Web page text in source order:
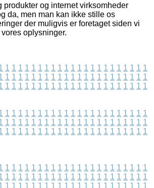
produkter og internet virksomheder
da, men man kan ikke stille os
der muligvis er foretaget siden vi
oplysninger.
1 1 1 1 1 1 1 1 1 1 1 1 1 1 1 1 1 1 1 1 1 1
1 1 1 1 1 1 1 1 1 1 1 1 1 1 1 1 1 1 1 1 1 1
1 1 1 1 1 1 1 1 1 1 1 1 1 1 1 1 1 1 1 1 1 1
1 1 1 1 1 1 1 1 1 1 1 1 1 1 1 1 1 1 1 1 1 1
1 1 1 1 1 1 1 1 1 1 1 1 1 1 1 1 1 1 1 1 1 1
1 1 1 1 1 1 1 1 1 1 1 1 1 1 1 1 1 1 1 1 1 1
1 1 1 1 1 1 1 1 1 1 1 1 1 1 1 1 1 1 1 1 1 1
1 1 1 1 1 1 1 1 1 1 1 1 1 1 1 1 1 1 1 1 1 1
1 1 1 1 1 1 1 1 1 1 1 1 1 1 1 1 1 1 1 1 1 1